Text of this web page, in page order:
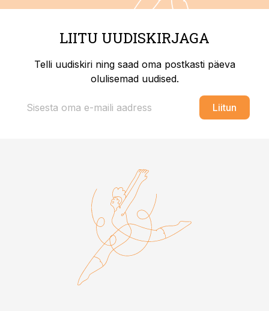
LIITU UUDISKIRJAGA
Telli uudiskiri ning saad oma postkasti päeva
olulisemad uudised.
Liitun